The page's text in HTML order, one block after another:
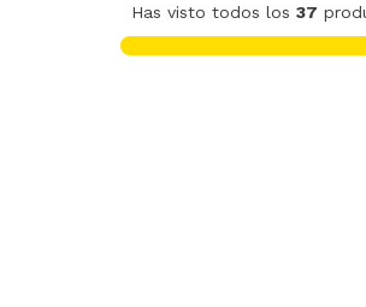
Has visto todos los 37